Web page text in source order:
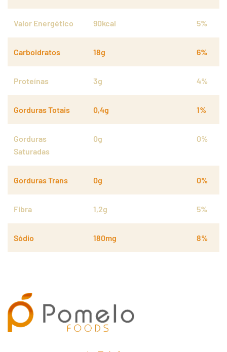
Valor Energético 90kcal 5%
Carboidratos 18g 6%
Proteínas 3g 4%
Gorduras Totais 0,4g 1%
Gorduras
Saturadas
0g 0%
Gorduras Trans 0g 0%
Fibra 1,2g 5%
Sódio 180mg 8%